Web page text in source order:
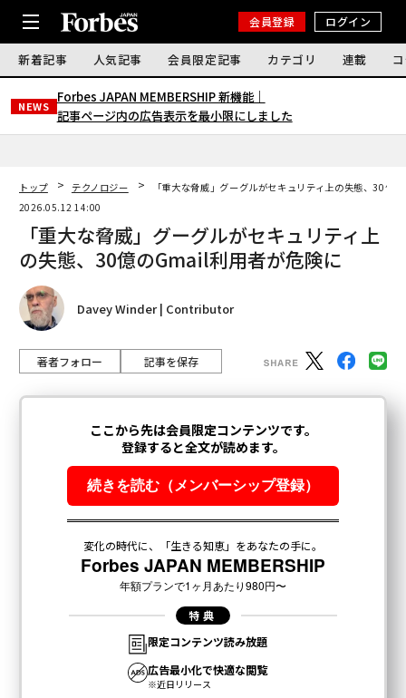
会員登録 ログイン
新着記事 人気記事 会員限定記事 カテゴリ 連載
NEWS
Forbes JAPAN MEMBERSHIP 新機能｜
記事ページ内の広告表示を最小限にしました
トップ テクノロジー
「重大な脅威」グーグルがセキュリティ上の失態、30億
2026.05.12 14:00
「重大な脅威」グーグルがセキュリティ上
の失態、30億のGmail利用者が危険に
Davey Winder | Contributor
著者フォロー 記事を保存